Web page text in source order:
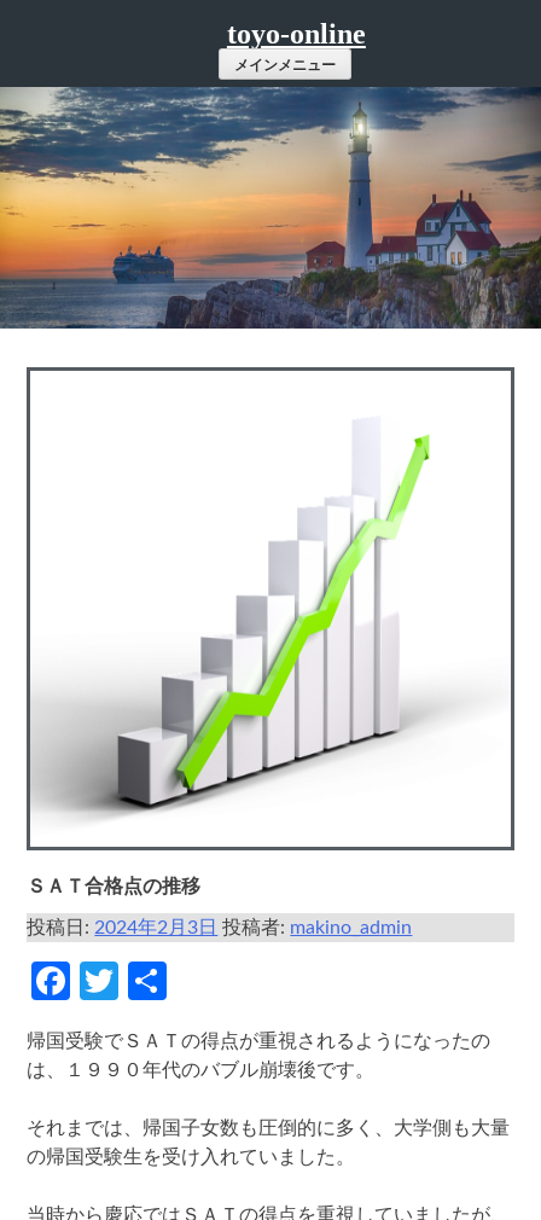
ツ
へ
ス
キ
ッ
プ
toyo-online
メインメニュー
ＳＡＴ合格点の推移
投稿日:2024年2月3日 投稿者: makino_admin
Facebook
Twitter
帰国受験でＳＡＴの得点が重視されるようになったの
は、１９９０年代のバブル崩壊後です。
それまでは、帰国子女数も圧倒的に多く、大学側も大量
の帰国受験生を受け入れていました。
当時から慶応ではＳＡＴの得点を重視していましたが、